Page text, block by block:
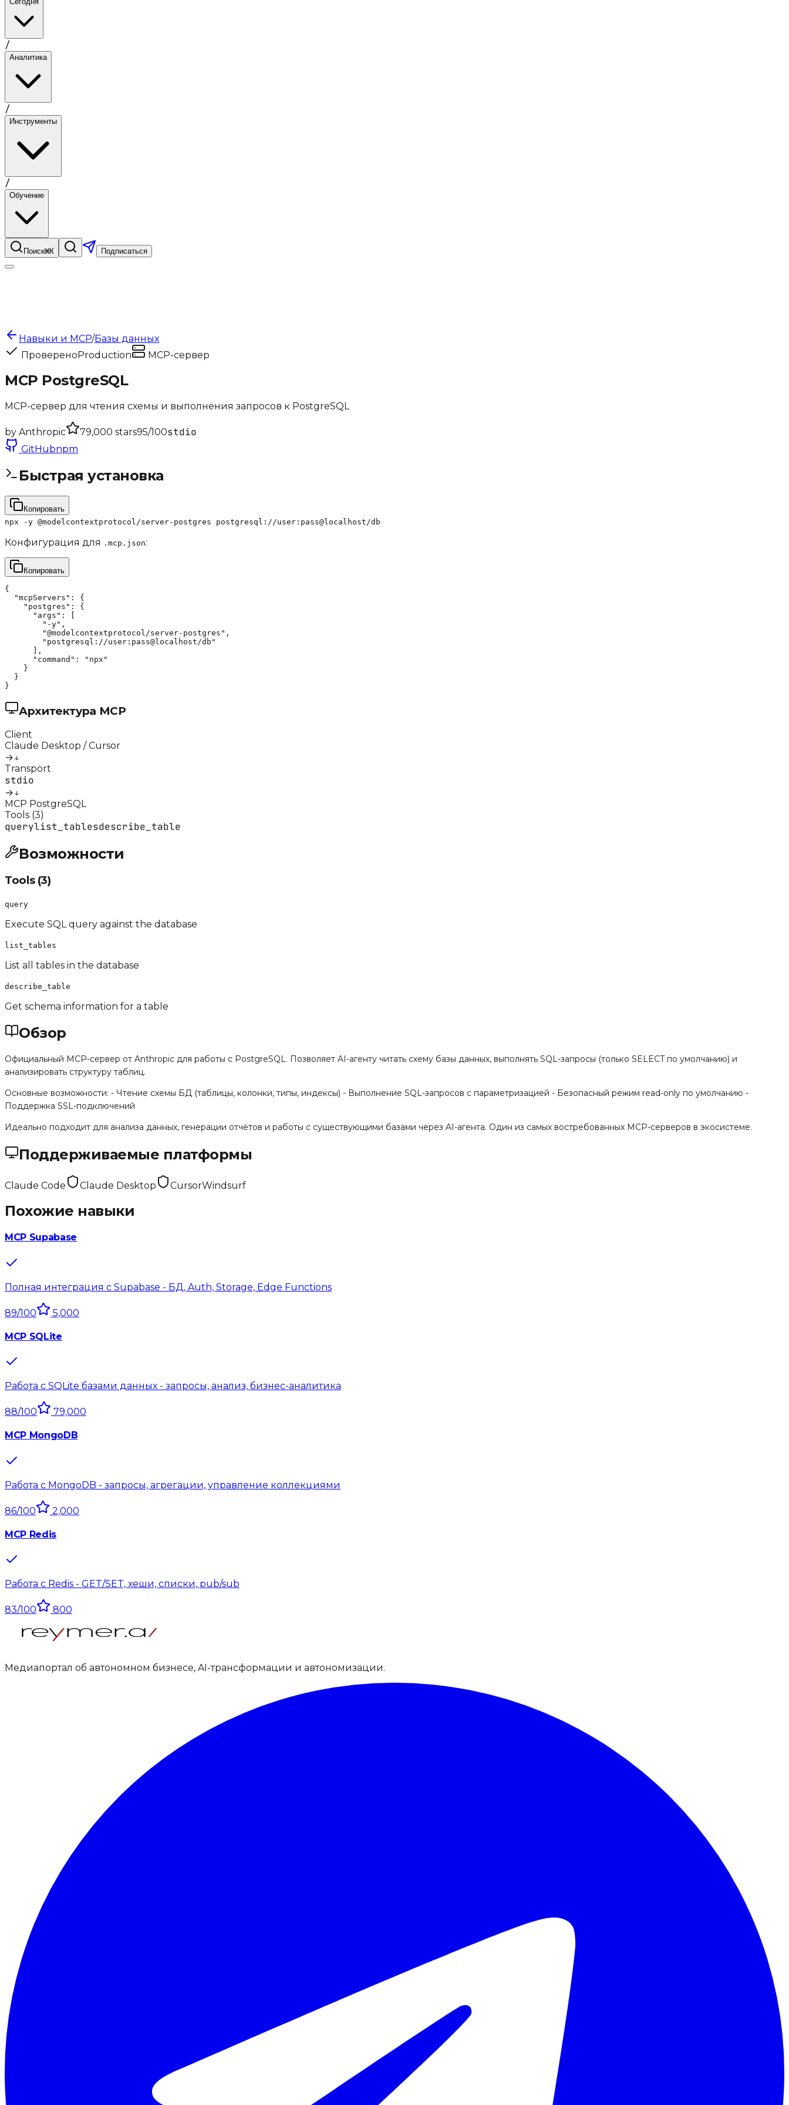
/
Аналитика
/
Инструменты
/
Обучение
Поиск⌘K Подписаться
Навыки и MCP/Базы данных
ПровереноProduction MCP-сервер
MCP PostgreSQL
MCP-сервер для чтения схемы и выполнения запросов к PostgreSQL
by Anthropic 79,000 stars95/100stdio
GitHubnpm
Быстрая установка
Копировать
npx -y @modelcontextprotocol/server-postgres postgresql://user:pass@localhost/db
Конфигурация для .mcp.json:
Копировать
{
  "mcpServers": {
    "postgres": {
      "args": [
        "-y",
        "@modelcontextprotocol/server-postgres",
        "postgresql://user:pass@localhost/db"
      ],
      "command": "npx"
    }
  }
}
Архитектура MCP
Client
Claude Desktop / Cursor
→↓
Transport
stdio
→↓
MCP PostgreSQL
Tools (3)
querylist_tablesdescribe_table
Возможности
Tools (3)
query
Execute SQL query against the database
list_tables
List all tables in the database
describe_table
Get schema information for a table
Обзор
Официальный MCP-сервер от Anthropic для работы с PostgreSQL. Позволяет AI-агенту читать схему базы данных, выполнять SQL-запросы (только SELECT по умолчанию) и
анализировать структуру таблиц.
Основные возможности: - Чтение схемы БД (таблицы, колонки, типы, индексы) - Выполнение SQL-запросов с параметризацией - Безопасный режим read-only по умолчанию -
Поддержка SSL-подключений
Идеально подходит для анализа данных, генерации отчётов и работы с существующими базами через AI-агента. Один из самых востребованных MCP-серверов в экосистеме.
Поддерживаемые платформы
Claude Code Claude Desktop CursorWindsurf
Похожие навыки
MCP Supabase
Полная интеграция с Supabase - БД, Auth, Storage, Edge Functions
89/100 5,000
MCP SQLite
Работа с SQLite базами данных - запросы, анализ, бизнес-аналитика
88/100 79,000
MCP MongoDB
Работа с MongoDB - запросы, агрегации, управление коллекциями
86/100 2,000
MCP Redis
Работа с Redis - GET/SET, хеши, списки, pub/sub
83/100 800
Медиапортал об автономном бизнесе, AI-трансформации и автономизации.